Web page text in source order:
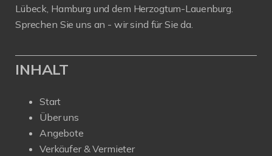
Lübeck, Hamburg und dem Herzogtum-Lauenburg.
Sprechen Sie uns an - wir sind für Sie da.
INHALT
Start
Über uns
Angebote
Verkäufer & Vermieter